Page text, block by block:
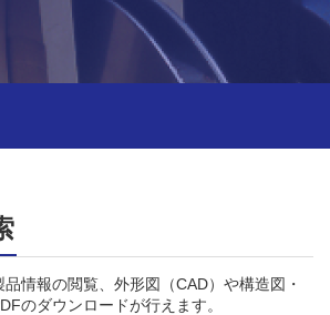
情報の閲覧、外形図（CAD）や構造図・
のダウンロードが行えます。